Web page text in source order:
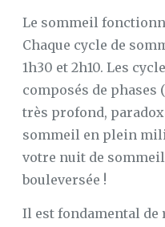
Le sommeil
Chaque cycle de
1h30 et 2h10. Les
composés de
très profond,
sommeil en plein
votre nuit de
bouleversée !
Il est fondamental